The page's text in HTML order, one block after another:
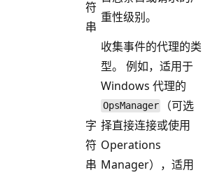
符
串
重性级别。
字
符
串
收集事件的代理的类
型。 例如，适用于
Windows 代理的
OpsManager
（可选
择直接连接或使用
Operations
Manager），适用